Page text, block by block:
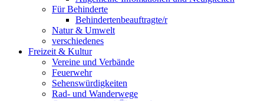
Für Behinderte
Behindertenbeauftragte/r
Natur & Umwelt
verschiedenes
Freizeit & Kultur
Vereine und Verbände
Feuerwehr
Sehenswürdigkeiten
Rad- und Wanderwege